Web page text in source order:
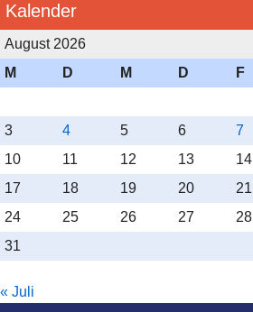
Kalender
August 2026
M
D M D F
3
4 5 6 7
10
11 12 13 14
17
18 19 20 21
24
25 26 27 28
31
« Juli